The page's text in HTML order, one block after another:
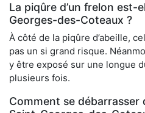
La piqûre d’un frelon est-
Georges-des-Coteaux ?
À côté de la piqûre d’abeille,
pas un si grand risque.
y être exposé sur une longue
plusieurs fois.
Comment se débarrasser